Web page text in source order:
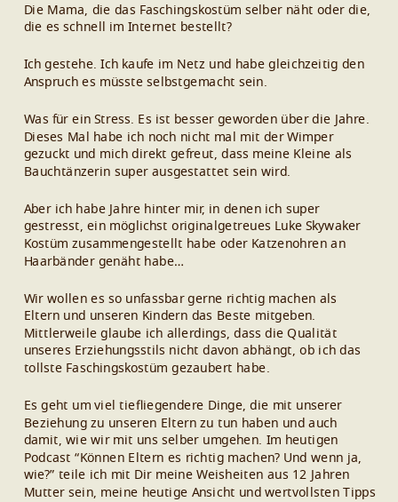
Die Mama, die das Faschingskostüm selber näht oder die,
die es schnell im Internet bestellt?
Ich gestehe. Ich kaufe im Netz und habe gleichzeitig den
Anspruch es müsste selbstgemacht sein.
Was für ein Stress. Es ist besser geworden über die Jahre.
Dieses Mal habe ich noch nicht mal mit der Wimper
gezuckt und mich direkt gefreut, dass meine Kleine als
Bauchtänzerin super ausgestattet sein wird.
Aber ich habe Jahre hinter mir, in denen ich super
gestresst, ein möglichst originalgetreues Luke Skywaker
Kostüm zusammengestellt habe oder Katzenohren an
Haarbänder genäht habe…
Wir wollen es so unfassbar gerne richtig machen als
Eltern und unseren Kindern das Beste mitgeben.
Mittlerweile glaube ich allerdings, dass die Qualität
unseres Erziehungsstils nicht davon abhängt, ob ich das
tollste Faschingskostüm gezaubert habe.
Es geht um viel tiefliegendere Dinge, die mit unserer
Beziehung zu unseren Eltern zu tun haben und auch
damit, wie wir mit uns selber umgehen. Im heutigen
Podcast “Können Eltern es richtig machen? Und wenn ja,
wie?” teile ich mit Dir meine Weisheiten aus 12 Jahren
Mutter sein, meine heutige Ansicht und wertvollsten Tipps